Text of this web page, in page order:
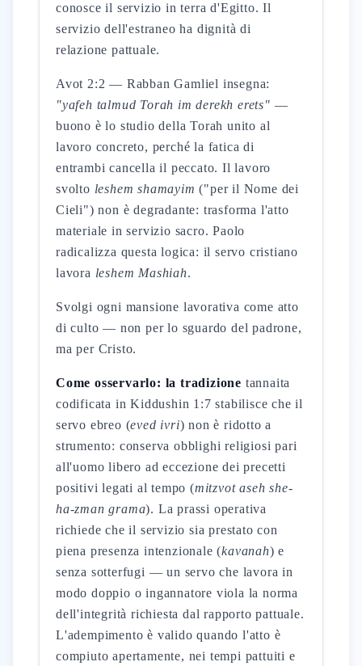
conosce il servizio in terra d'Egitto. Il
servizio dell'estraneo ha dignità di
relazione pattuale.
Avot 2:2 — Rabban Gamliel insegna:
"yafeh talmud Torah im derekh erets" —
buono è lo studio della Torah unito al
lavoro concreto, perché la fatica di
entrambi cancella il peccato. Il lavoro
svolto leshem shamayim ("per il Nome dei
Cieli") non è degradante: trasforma l'atto
materiale in servizio sacro. Paolo
radicalizza questa logica: il servo cristiano
lavora leshem Mashiah.
Svolgi ogni mansione lavorativa come atto
di culto — non per lo sguardo del padrone,
ma per Cristo.
Come osservarlo: la tradizione tannaita
codificata in Kiddushin 1:7 stabilisce che il
servo ebreo (eved ivri) non è ridotto a
strumento: conserva obblighi religiosi pari
all'uomo libero ad eccezione dei precetti
positivi legati al tempo (mitzvot aseh she-
ha-zman grama). La prassi operativa
richiede che il servizio sia prestato con
piena presenza intenzionale (kavanah) e
senza sotterfugi — un servo che lavora in
modo doppio o ingannatore viola la norma
dell'integrità richiesta dal rapporto pattuale.
L'adempimento è valido quando l'atto è
compiuto apertamente, nei tempi pattuiti e